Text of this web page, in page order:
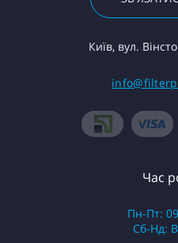
Київ, вул.
Час
Пн-Пт:
Сб-Нд: